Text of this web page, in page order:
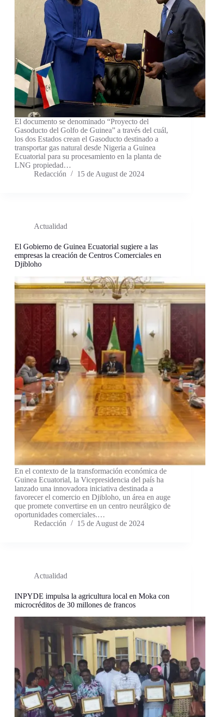
El documento se denominado “Proyecto del
Gasoducto del Golfo de Guinea” a través del cuál,
los dos Estados crean el Gasoducto destinado a
transportar gas natural desde Nigeria a Guinea
Ecuatorial para su procesamiento en la planta de
LNG propiedad…
Redacción
15 de August de 2024
Actualidad
El Gobierno de Guinea Ecuatorial sugiere a las
empresas la creación de Centros Comerciales en
Djibloho
En el contexto de la transformación económica de
Guinea Ecuatorial, la Vicepresidencia del país ha
lanzado una innovadora iniciativa destinada a
favorecer el comercio en Djibloho, un área en auge
que promete convertirse en un centro neurálgico de
oportunidades comerciales.…
Redacción
15 de August de 2024
Actualidad
INPYDE impulsa la agricultura local en Moka con
microcréditos de 30 millones de francos